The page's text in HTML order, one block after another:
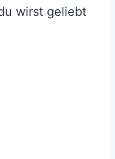
wirst geliebt